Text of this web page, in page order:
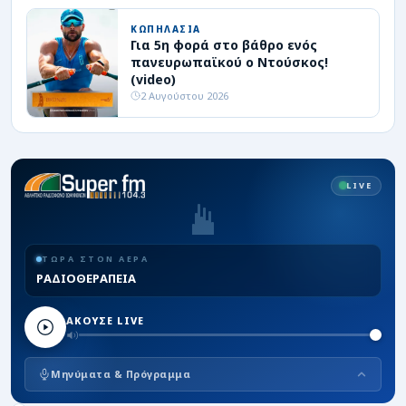
ΚΩΠΗΛΑΣΙΑ
Για 5η φορά στο βάθρο ενός
πανευρωπαϊκού ο Ντούσκος!
(video)
2 Αυγούστου 2026
LIVE
ΤΩΡΑ ΣΤΟΝ ΑΕΡΑ
ΡΑΔΙΟΘΕΡΑΠΕΙΑ
ΑΚΟΥΣΕ LIVE
Μηνύματα & Πρόγραμμα